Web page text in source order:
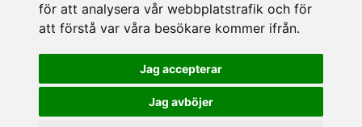
för att analysera vår webbplatstrafik och för
att förstå var våra besökare kommer ifrån.
Jag accepterar
Jag avböjer